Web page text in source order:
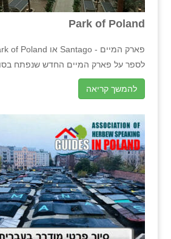
Park of Poland
לספר על פארק המיים החדש שנפתח בסוף
להמשך קריאה